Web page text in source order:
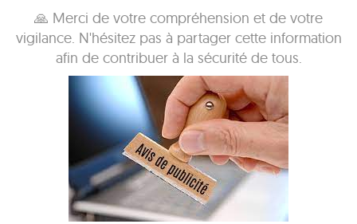
🙏 Merci de votre compréhension et de votre
vigilance. N'hésitez pas à partager cette information
afin de contribuer à la sécurité de tous.